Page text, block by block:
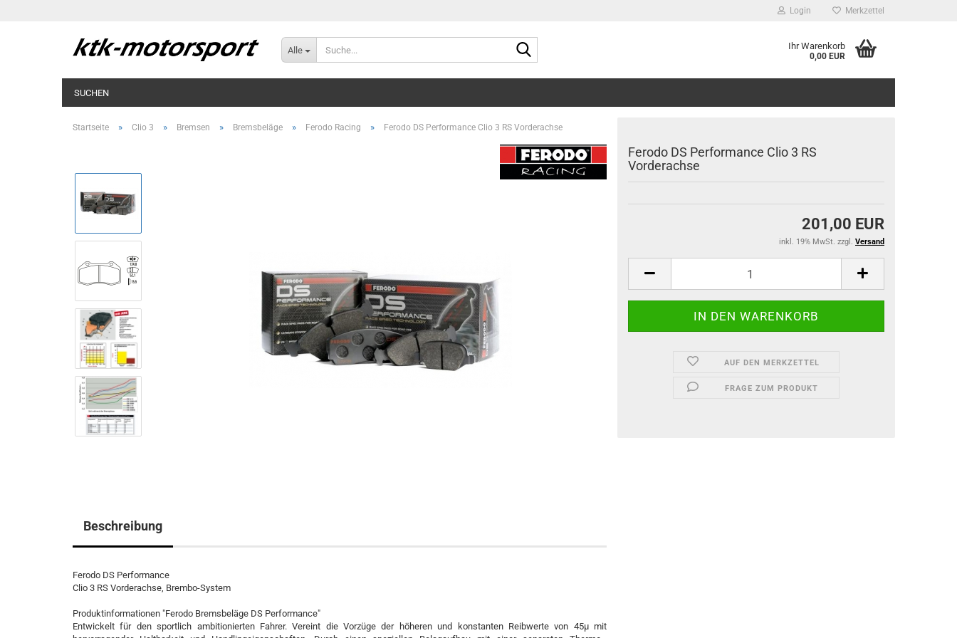
Login Merkzettel
Alle Ihr Warenkorb
0,00 EUR
SUCHEN
Startseite » Clio 3 » Bremsen » Bremsbeläge » Ferodo Racing » Ferodo DS Performance Clio 3 RS Vorderachse
Ferodo DS Performance Clio 3 RS
Vorderachse
201,00 EUR
inkl. 19% MwSt. zzgl. Versand
AUF DEN MERKZETTEL
FRAGE ZUM PRODUKT
Beschreibung
Ferodo DS Performance
Clio 3 RS Vorderachse, Brembo-System
Produktinformationen "Ferodo Bremsbeläge DS Performance"
Entwickelt für den sportlich ambitionierten Fahrer. Vereint die Vorzüge der höheren und konstanten Reibwerte von 45µ mit